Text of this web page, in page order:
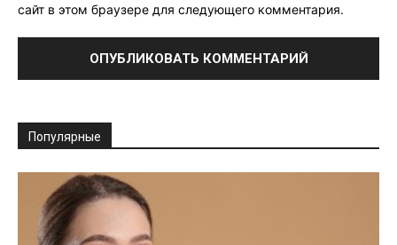
сайт в этом браузере для следующего комментария.
Популярные